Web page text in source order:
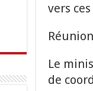
vers
Le
de